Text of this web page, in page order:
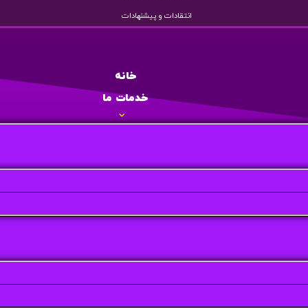
انتقادات و پیشنهادات
خانه
خدمات ما